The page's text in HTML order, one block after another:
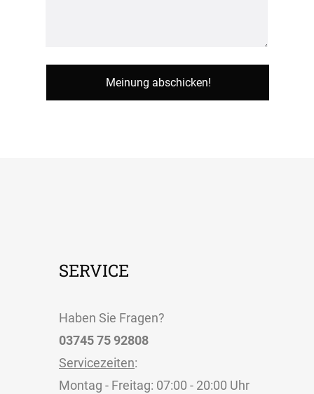
SERVICE
Haben Sie Fragen?
03745 75 92808
Servicezeiten:
Montag - Freitag: 07:00 - 20:00 Uhr